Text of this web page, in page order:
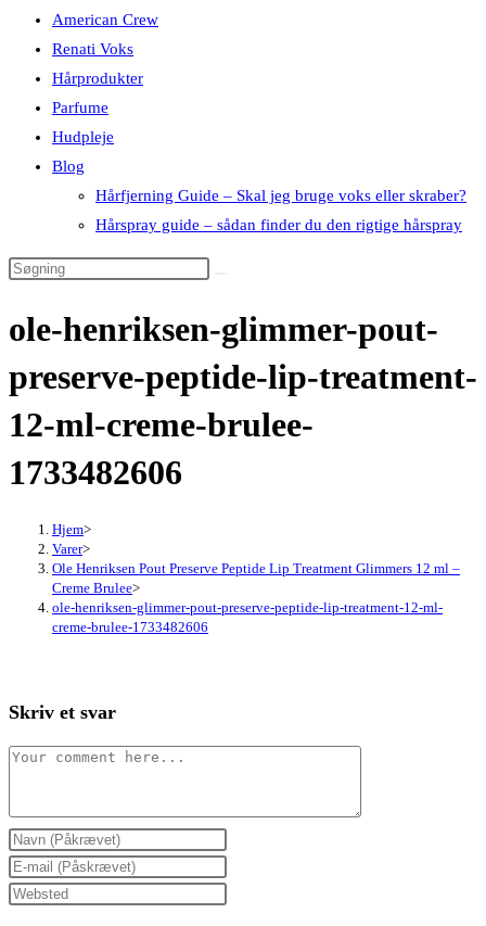
American Crew
Renati Voks
Hårprodukter
Parfume
Hudpleje
Blog
Hårfjerning Guide – Skal jeg bruge voks eller skraber?
Hårspray guide – sådan finder du den rigtige hårspray
ole-henriksen-glimmer-pout-
preserve-peptide-lip-treatment-
12-ml-creme-brulee-
1733482606
Hjem>
Varer>
Ole Henriksen Pout Preserve Peptide Lip Treatment Glimmers 12 ml –
Creme Brulee>
ole-henriksen-glimmer-pout-preserve-peptide-lip-treatment-12-ml-
creme-brulee-1733482606
Skriv et svar
Comment
Enter
your
name
Enter
your
Enter